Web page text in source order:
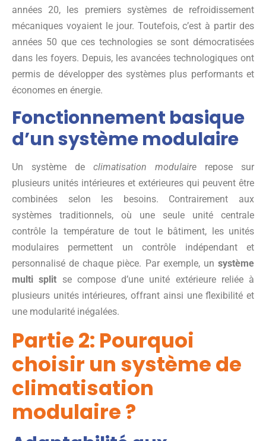
années 20, les premiers systèmes de refroidissement
mécaniques voyaient le jour. Toutefois, c’est à partir des
années 50 que ces technologies se sont démocratisées
dans les foyers. Depuis, les avancées technologiques ont
permis de développer des systèmes plus performants et
économes en énergie.
Fonctionnement basique
d’un système modulaire
Un système de climatisation modulaire repose sur
plusieurs unités intérieures et extérieures qui peuvent être
combinées selon les besoins. Contrairement aux
systèmes traditionnels, où une seule unité centrale
contrôle la température de tout le bâtiment, les unités
modulaires permettent un contrôle indépendant et
personnalisé de chaque pièce. Par exemple, un système
multi split se compose d’une unité extérieure reliée à
plusieurs unités intérieures, offrant ainsi une flexibilité et
une modularité inégalées.
Partie 2: Pourquoi
choisir un système de
climatisation
modulaire ?